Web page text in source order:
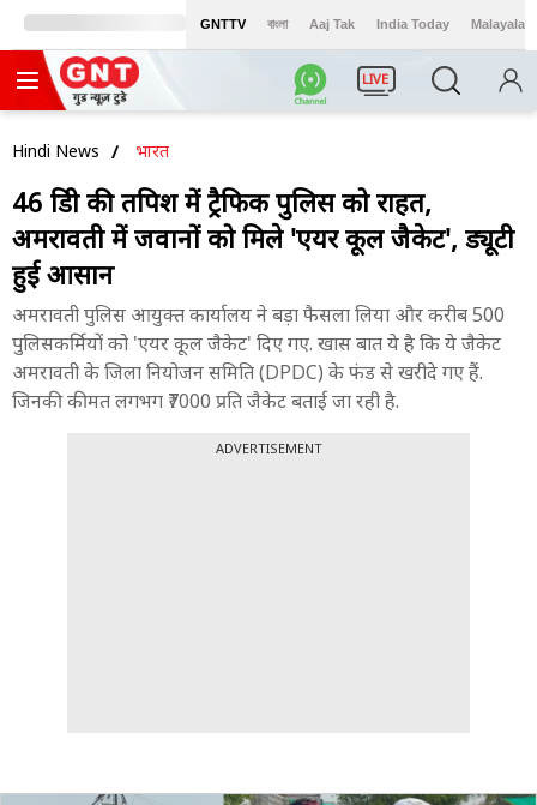
GNTTV বাংলা Aaj Tak India Today Malayalam
LIVE
Hindi News भारत
46 डिग्री की तपिश में ट्रैफिक पुलिस को राहत,
अमरावती में जवानों को मिले 'एयर कूल जैकेट', ड्यूटी
हुई आसान
अमरावती पुलिस आयुक्त कार्यालय ने बड़ा फैसला लिया और करीब 500
पुलिसकर्मियों को 'एयर कूल जैकेट' दिए गए. खास बात ये है कि ये जैकेट
अमरावती के जिला नियोजन समिति (DPDC) के फंड से खरीदे गए हैं.
जिनकी कीमत लगभग ₹7000 प्रति जैकेट बताई जा रही है.
ADVERTISEMENT